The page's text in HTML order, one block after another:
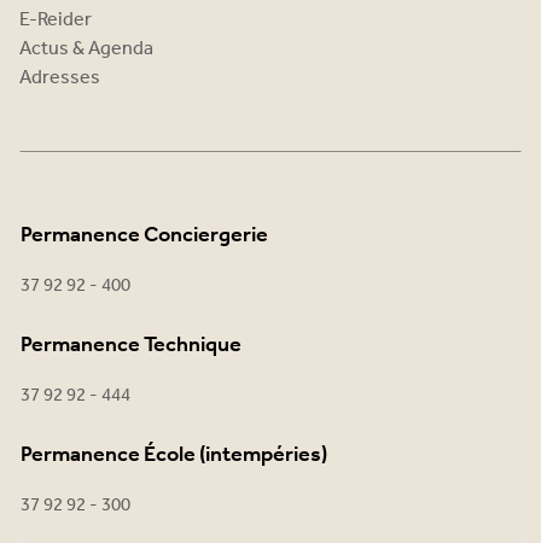
E-Reider
Actus & Agenda
Adresses
Permanence Conciergerie
37 92 92 - 400
Permanence Technique
37 92 92 - 444
Permanence École (intempéries)
37 92 92 - 300